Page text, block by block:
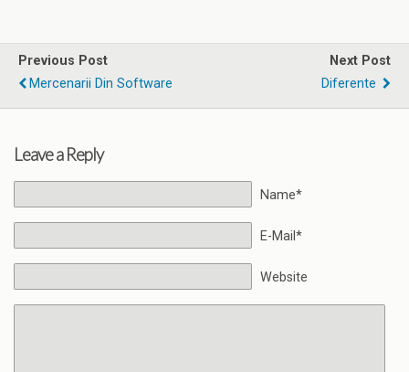
Previous Post
Mercenarii Din Software
Next Post
Diferente
Leave a Reply
Name*
E-Mail*
Website